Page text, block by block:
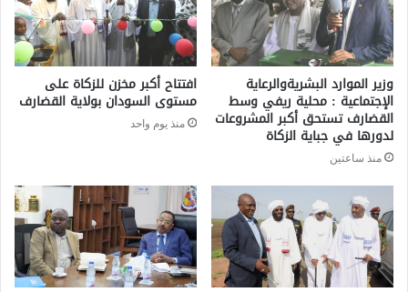
وزير الموارد البشريةوالرعاية
الإجتماعية : محلية ريفي وسط
القضارف تستحق أكبر المشروعات
لدورها في جباية الزكاة
منذ ساعتين
افتتاح أكبر مخزن للزكاة على
مستوى السودان بولاية القضارف
منذ يوم واحد